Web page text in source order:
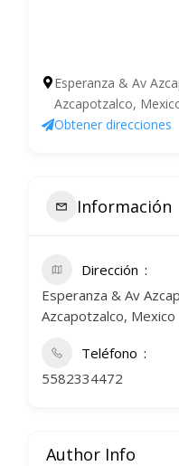
Esperanza & Av
Azcapotzalco,
Obtener direcciones
Información
Dirección
Esperanza & Av
Azcapotzalco, Mexico
Teléfono
5582334472
Author Info